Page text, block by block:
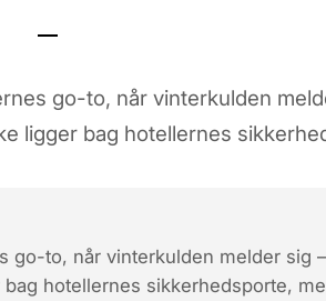
go-to, når vinterkulden
ligger bag hotellernes
go-to, når vinterkulden melder sig
hotellernes sikkerhedsporte,